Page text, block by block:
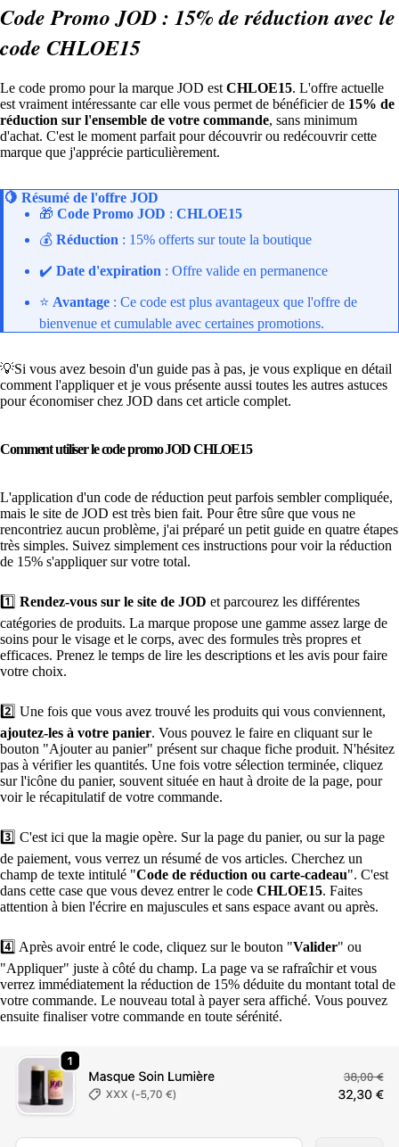
Code Promo JOD : 15% de réduction avec le
code CHLOE15
Le code promo pour la marque JOD est CHLOE15. L'offre actuelle
est vraiment intéressante car elle vous permet de bénéficier de 15% de
réduction sur l'ensemble de votre commande, sans minimum
d'achat. C'est le moment parfait pour découvrir ou redécouvrir cette
marque que j'apprécie particulièrement.
🍋 Résumé de l'offre JOD
🎁 Code Promo JOD : CHLOE15
💰 Réduction : 15% offerts sur toute la boutique
✔️ Date d'expiration : Offre valide en permanence
⭐ Avantage : Ce code est plus avantageux que l'offre de
bienvenue et cumulable avec certaines promotions.
💡Si vous avez besoin d'un guide pas à pas, je vous explique en détail
comment l'appliquer et je vous présente aussi toutes les autres astuces
pour économiser chez JOD dans cet article complet.
Comment utiliser le code promo JOD CHLOE15
L'application d'un code de réduction peut parfois sembler compliquée,
mais le site de JOD est très bien fait. Pour être sûre que vous ne
rencontriez aucun problème, j'ai préparé un petit guide en quatre étapes
très simples. Suivez simplement ces instructions pour voir la réduction
de 15% s'appliquer sur votre total.
1️⃣ Rendez-vous sur le site de JOD et parcourez les différentes
catégories de produits. La marque propose une gamme assez large de
soins pour le visage et le corps, avec des formules très propres et
efficaces. Prenez le temps de lire les descriptions et les avis pour faire
votre choix.
2️⃣ Une fois que vous avez trouvé les produits qui vous conviennent,
ajoutez-les à votre panier. Vous pouvez le faire en cliquant sur le
bouton "Ajouter au panier" présent sur chaque fiche produit. N'hésitez
pas à vérifier les quantités. Une fois votre sélection terminée, cliquez
sur l'icône du panier, souvent située en haut à droite de la page, pour
voir le récapitulatif de votre commande.
3️⃣ C'est ici que la magie opère. Sur la page du panier, ou sur la page
de paiement, vous verrez un résumé de vos articles. Cherchez un
champ de texte intitulé "Code de réduction ou carte-cadeau". C'est
dans cette case que vous devez entrer le code CHLOE15. Faites
attention à bien l'écrire en majuscules et sans espace avant ou après.
4️⃣ Après avoir entré le code, cliquez sur le bouton "Valider" ou
"Appliquer" juste à côté du champ. La page va se rafraîchir et vous
verrez immédiatement la réduction de 15% déduite du montant total de
votre commande. Le nouveau total à payer sera affiché. Vous pouvez
ensuite finaliser votre commande en toute sérénité.